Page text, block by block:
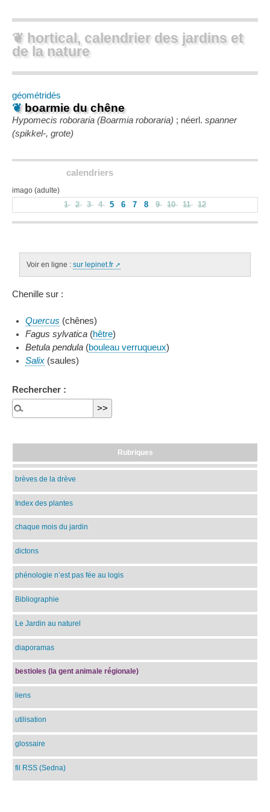
❦ hortical, calendrier des jardins et
de la nature
géométridés
❦ boarmie du chêne
Hypomecis roboraria (Boarmia roboraria) ; néerl. spanner
(spikkel-, grote)
calendriers
imago (adulte)
1 2 3 4 5 6 7 8 9 10 11 12
Voir en ligne : sur lepinet.fr
Chenille sur :
Quercus (chênes)
Fagus sylvatica(hêtre)
Betula pendula(bouleau verruqueux)
Salix(saules)
Rechercher :
Rubriques
brèves de la drève
Index des plantes
chaque mois du jardin
dictons
phénologie n’est pas fée au logis
Bibliographie
Le Jardin au naturel
diaporamas
bestioles (la gent animale régionale)
liens
utilisation
glossaire
fil RSS (Sedna)